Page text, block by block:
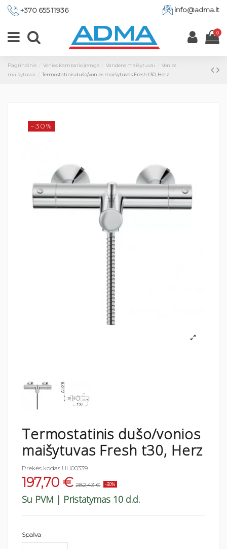
+370 655 11936 info@adma.lt
0
Pagrindinis Vonios kambario įranga Vandens maišytuvai
Vonios
maišytuvai
Termostatinis dušo/vonios maišytuvas Fresh t30, Herz
−30%
Termostatinis dušo/vonios
maišytuvas Fresh t30, Herz
Prekės kodas UH00339
197,70 € 282,43 € -30%
Su PVM | Pristatymas 10 d.d.
Spalva